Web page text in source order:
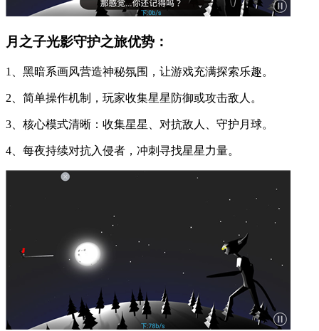
月之子光影守护之旅优势：
1、黑暗系画风营造神秘氛围，让游戏充满探索乐趣。
2、简单操作机制，玩家收集星星防御或攻击敌人。
3、核心模式清晰：收集星星、对抗敌人、守护月球。
4、每夜持续对抗入侵者，冲刺寻找星星力量。